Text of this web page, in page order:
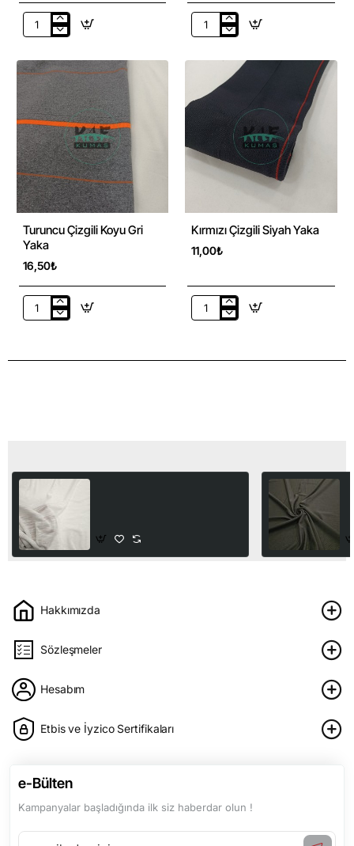
Beyaz
Haki
Pike
Örgü
Yaka
Kalın
Çizgili
Yaka
Turuncu Çizgili Koyu Gri
Yaka
16,50₺
Turuncu
Gri
Kırmızı Çizgili Siyah Yaka
11,00₺
Kırmızı
Yaka
Hakkımızda
Sözleşmeler
Hesabım
Etbis ve İyzico Sertifikaları
e-Bülten
Kampanyalar başladığında ilk siz haberdar olun !
e-